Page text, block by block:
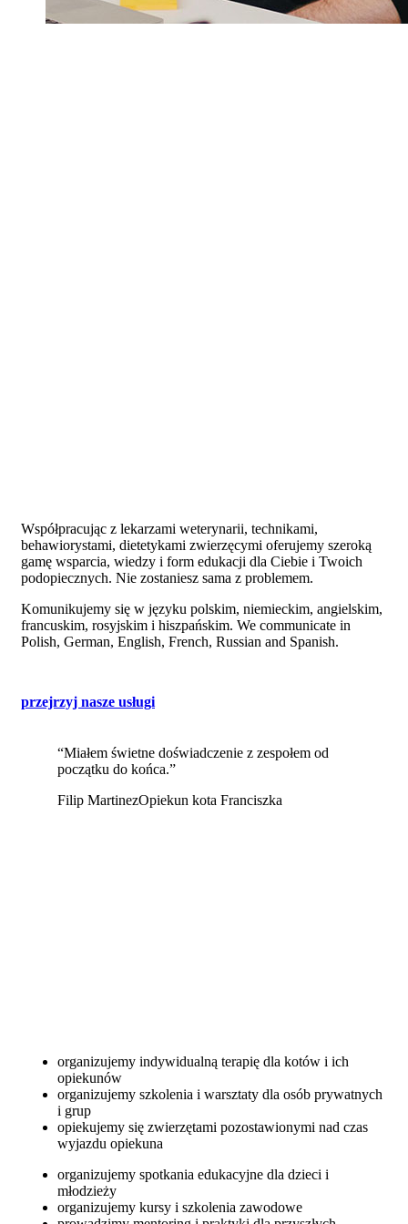
Współpracując z lekarzami weterynarii, technikami,
behawiorystami, dietetykami zwierzęcymi oferujemy szeroką
gamę wsparcia, wiedzy i form edukacji dla Ciebie i Twoich
podopiecznych. Nie zostaniesz sama z problemem.
Komunikujemy się w języku polskim, niemieckim, angielskim,
francuskim, rosyjskim i hiszpańskim. We communicate in
Polish, German, English, French, Russian and Spanish.
przejrzyj nasze usługi
“Miałem świetne doświadczenie z zespołem od
początku do końca.”
Filip MartinezOpiekun kota Franciszka
organizujemy indywidualną terapię dla kotów i ich
opiekunów
organizujemy szkolenia i warsztaty dla osób prywatnych
i grup
opiekujemy się zwierzętami pozostawionymi nad czas
wyjazdu opiekuna
organizujemy spotkania edukacyjne dla dzieci i
młodzieży
organizujemy kursy i szkolenia zawodowe